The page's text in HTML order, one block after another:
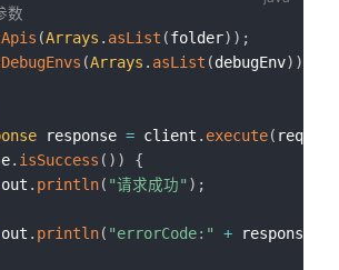
数
(Arrays . asList (folder) ) ;
(Arrays . asList (debugEnv) )
response = client . execute( request
. isSuccess ( ) )
{
out . println( "请求成功" ) ;
out . println( "errorCode:" + response